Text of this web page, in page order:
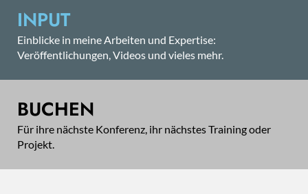
INPUT
Einblicke in meine Arbeiten und Expertise:
Veröffentlichungen, Videos und vieles mehr.
BUCHEN
Für ihre nächste Konferenz, ihr nächstes Training oder
Projekt.